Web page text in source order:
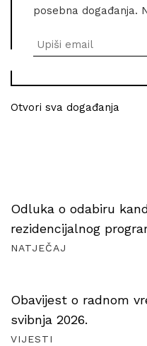
posebna događanja.
Otvori sva događanja
Odluka o odabiru
rezidencijalnog
NATJEČAJ
Obavijest o radnom
svibnja 2026.
VIJESTI